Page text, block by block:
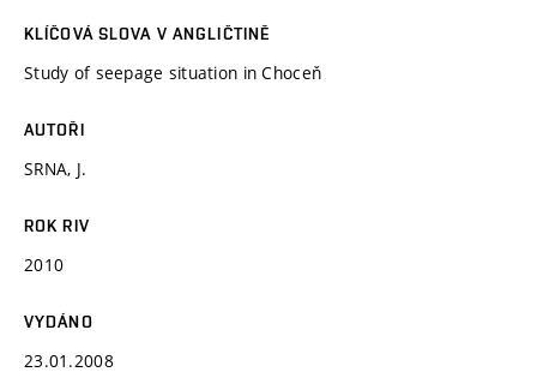
KLÍČOVÁ SLOVA V ANGLIČTINĚ
Study of seepage situation in Choceň
AUTOŘI
SRNA, J.
ROK RIV
2010
VYDÁNO
23.01.2008